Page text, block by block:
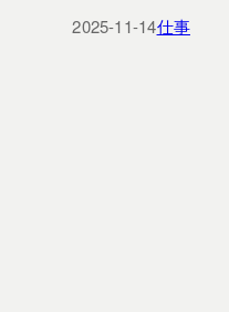
2025-11-14仕事